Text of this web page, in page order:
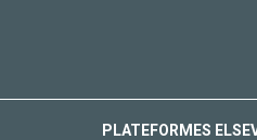
PLATEFORMES